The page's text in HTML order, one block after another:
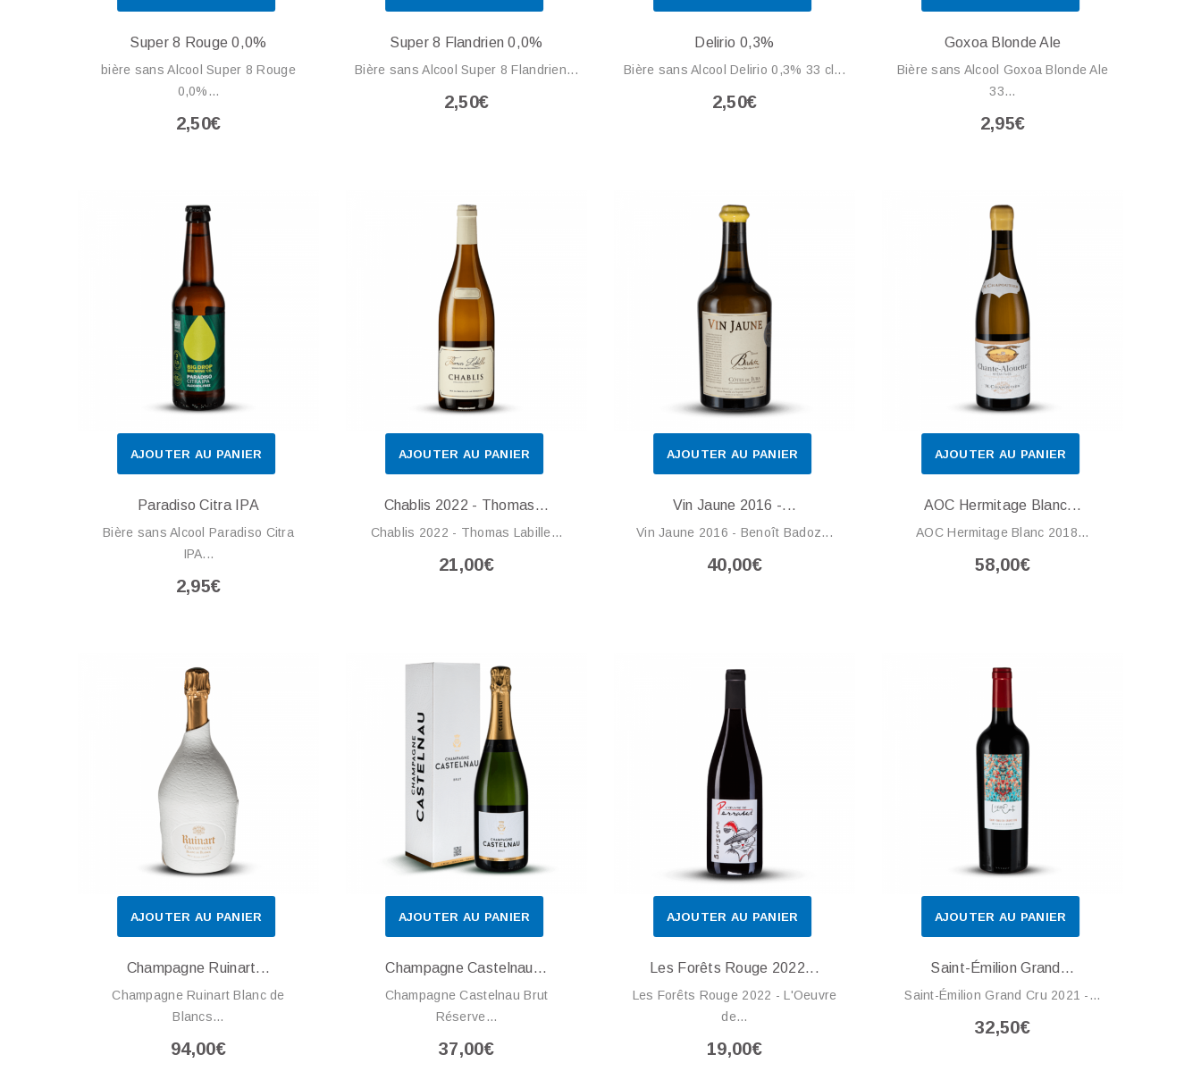
Super 8 Rouge 0,0%
bière sans Alcool Super 8 Rouge
0,0%...
2,50€
Super 8 Flandrien 0,0%
Bière sans Alcool Super 8 Flandrien...
2,50€
Delirio 0,3%
Bière sans Alcool Delirio 0,3% 33 cl...
2,50€
Goxoa Blonde Ale
Bière sans Alcool Goxoa Blonde Ale
33...
2,95€
AJOUTER AU PANIER
Paradiso Citra IPA
Bière sans Alcool Paradiso Citra
IPA...
2,95€
AJOUTER AU PANIER
Chablis 2022 - Thomas...
Chablis 2022 - Thomas Labille...
21,00€
AJOUTER AU PANIER
Vin Jaune 2016 -...
Vin Jaune 2016 - Benoît Badoz...
40,00€
AJOUTER AU PANIER
AOC Hermitage Blanc...
AOC Hermitage Blanc 2018...
58,00€
AJOUTER AU PANIER
Champagne Ruinart...
Champagne Ruinart Blanc de
Blancs...
94,00€
AJOUTER AU PANIER
Champagne Castelnau...
Champagne Castelnau Brut
Réserve...
37,00€
AJOUTER AU PANIER
Les Forêts Rouge 2022...
Les Forêts Rouge 2022 - L'Oeuvre
de...
19,00€
AJOUTER AU PANIER
Saint-Émilion Grand...
Saint-Émilion Grand Cru 2021 -...
32,50€